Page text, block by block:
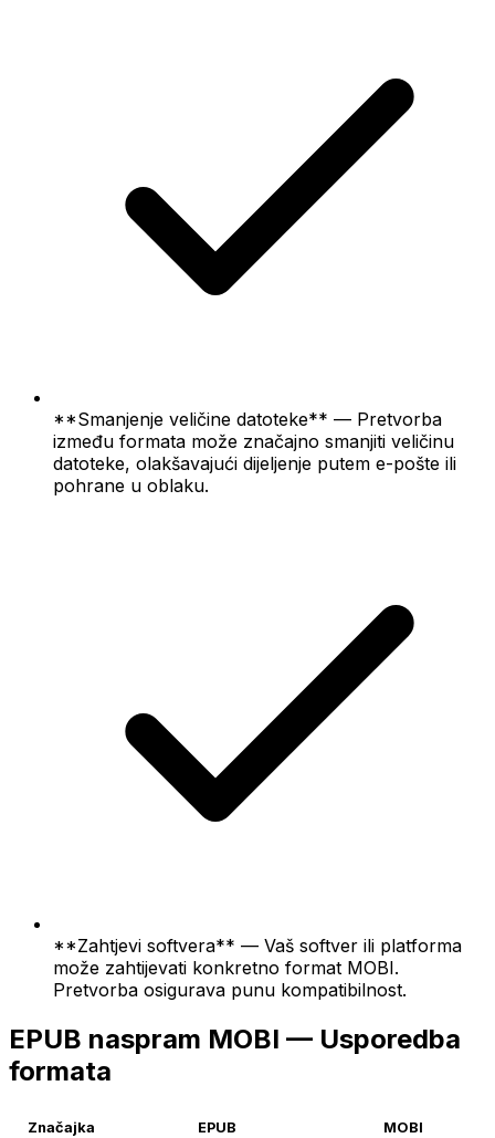
**Smanjenje veličine datoteke** — Pretvorba
između formata može značajno smanjiti veličinu
datoteke, olakšavajući dijeljenje putem e-pošte ili
pohrane u oblaku.
**Zahtjevi softvera** — Vaš softver ili platforma
može zahtijevati konkretno format MOBI.
Pretvorba osigurava punu kompatibilnost.
EPUB naspram MOBI — Usporedba
formata
Značajka EPUB MOBI